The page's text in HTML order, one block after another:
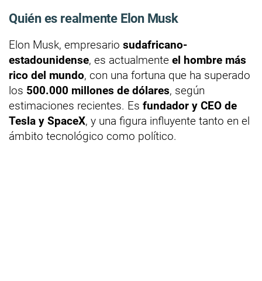
Quién es realmente Elon Musk
Elon Musk, empresario sudafricano-
estadounidense, es actualmente el hombre más
rico del mundo, con una fortuna que ha superado
los 500.000 millones de dólares, según
estimaciones recientes. Es fundador y CEO de
Tesla y SpaceX, y una figura influyente tanto en el
ámbito tecnológico como político.